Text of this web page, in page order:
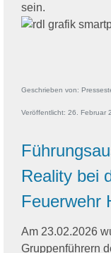
sein.
Geschrieben von:
Veröffentlicht: 26. Februar
Reality bei
Feuerwehr
Am 23.02.2026
Gruppenführern